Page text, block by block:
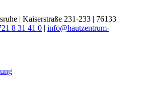
| Kaiserstraße 231-233 | 76133
8 31 41 0 | info@hautzentrum-